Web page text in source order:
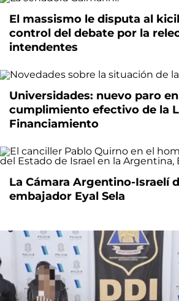
El massismo le disputa al
control del debate por la
intendentes
Universidades: nuevo paro
cumplimiento efectivo de la
Financiamiento
La Cámara Argentino-Israelí
embajador Eyal Sela